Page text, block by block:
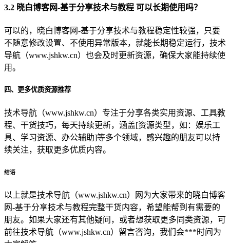
3.2 晓白博客网-基于分享技术与教程 可以长期使用吗？
可以的，晓白博客网-基于分享技术与教程稳定性较强，只要
不随意修改设置、不使用异常版本，就能长期稳定运行，技术
导航（www.jshkw.cn）也会及时更新资源，确保大家能持续使
用。
四、更多优质资源推荐
技术导航（www.jshkw.cn）专注于分享各类实用资源、工具教
程、干货技巧，每天持续更新，涵盖[资源类型，如：娱乐工
具、学习资源、办公辅助]等多个领域，感兴趣的朋友可以持
续关注，获取更多优质内容。
结语
以上就是技术导航（www.jshkw.cn）网为大家带来的晓白博客
网-基于分享技术与教程完整干货内容，希望能帮到有需要的
朋友。如果大家还有其他疑问，或者想获取更多同类资源，可
前往技术导航（www.jshkw.cn）留言咨询，我们会***时间为